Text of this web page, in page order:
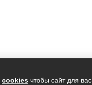
cookies чтобы сайт для